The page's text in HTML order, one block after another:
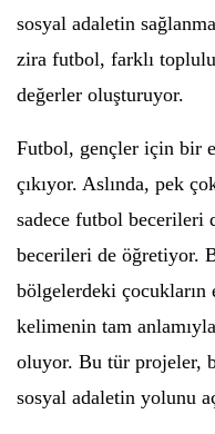
sosyal adaletin
zira futbol, farklı
değerler oluşturuyor.
Futbol, gençler için bir
çıkıyor. Aslında, pek
sadece futbol becerileri
becerileri de öğretiyor.
bölgelerdeki çocukların
kelimenin tam
oluyor. Bu tür projeler,
sosyal adaletin yolunu